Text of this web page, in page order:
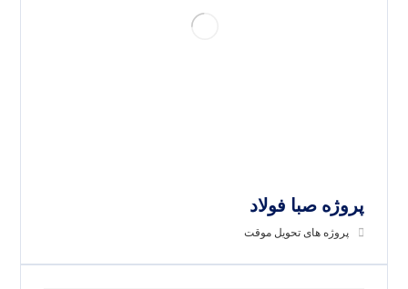
پروژه صبا فولاد
پروژه های تحویل موقت